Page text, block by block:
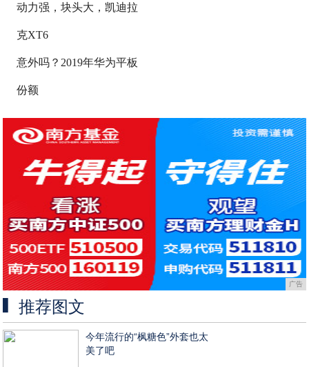
动力强，块头大，凯迪拉
克XT6
意外吗？2019年华为平板
份额
广告
推荐图文
今年流行的“枫糖色”外套也太
美了吧